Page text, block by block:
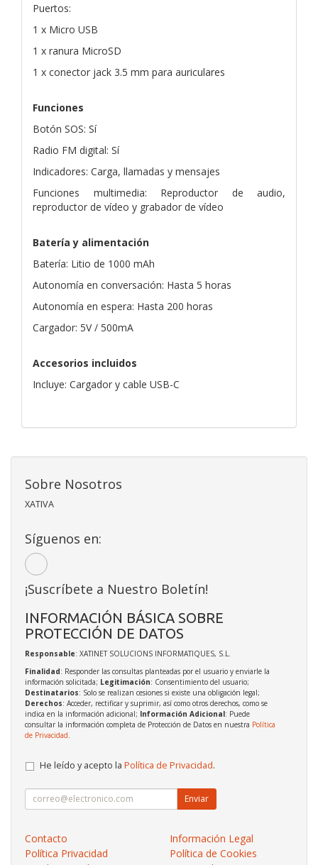
Puertos:
1 x Micro USB
1 x ranura MicroSD
1 x conector jack 3.5 mm para auriculares
Funciones
Botón SOS: Sí
Radio FM digital: Sí
Indicadores: Carga, llamadas y mensajes
Funciones multimedia: Reproductor de audio,
reproductor de vídeo y grabador de vídeo
Batería y alimentación
Batería: Litio de 1000 mAh
Autonomía en conversación: Hasta 5 horas
Autonomía en espera: Hasta 200 horas
Cargador: 5V / 500mA
Accesorios incluidos
Incluye: Cargador y cable USB-C
Sobre Nosotros
XATIVA
Síguenos en:
¡Suscríbete a Nuestro Boletín!
INFORMACIÓN BÁSICA SOBRE
PROTECCIÓN DE DATOS
Responsable: XATINET SOLUCIONS INFORMATIQUES, S.L.
Finalidad: Responder las consultas planteadas por el usuario y enviarle la
información solicitada; Legitimación: Consentimiento del usuario;
Destinatarios: Solo se realizan cesiones si existe una obligación legal;
Derechos: Acceder, rectificar y suprimir, así como otros derechos, como se
indica en la información adicional; Información Adicional: Puede
consultar la información completa de Protección de Datos en nuestra Política
de Privacidad
He leído y acepto la Política de Privacidad.
Enviar
Contacto
Información Legal
Política Privacidad
Política de Cookies